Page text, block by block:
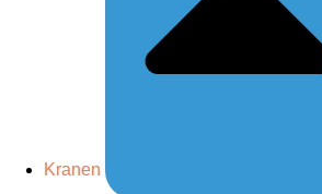
Kranen